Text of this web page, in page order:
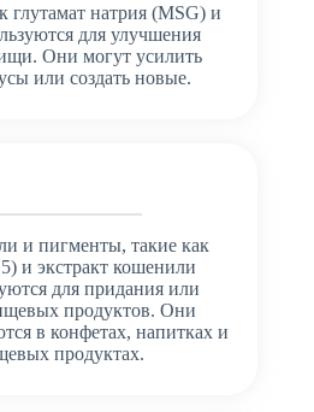
глутамат натрия (MSG) и
для улучшения
Они могут усилить
или создать новые.
и пигменты, такие как
и экстракт кошенили
для придания или
продуктов. Они
в конфетах, напитках и
продуктах.